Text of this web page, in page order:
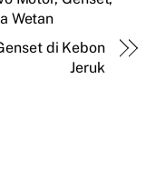
Wetan
di Kebon
Jeruk